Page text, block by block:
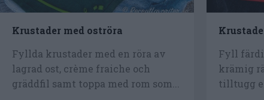
Krustader med oströra
Fyllda krustader med en röra av
lagrad ost, crème fraiche och
gräddfil samt toppa med rom som...
Fyll
krämig
tilltugg